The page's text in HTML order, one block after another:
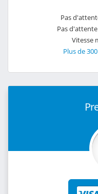
Pas
Pas
Vitesse
Plus de